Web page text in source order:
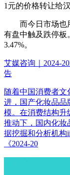
1元的价格转让给
而今日市场也用
有盘中触及跌停板
3.47%。
艾媒咨询｜2024-
告
随着中国消费者
进，国产化妆品品
模。在消费结构升
推动下，国内化妆
据挖掘和分析机构
《2024-20